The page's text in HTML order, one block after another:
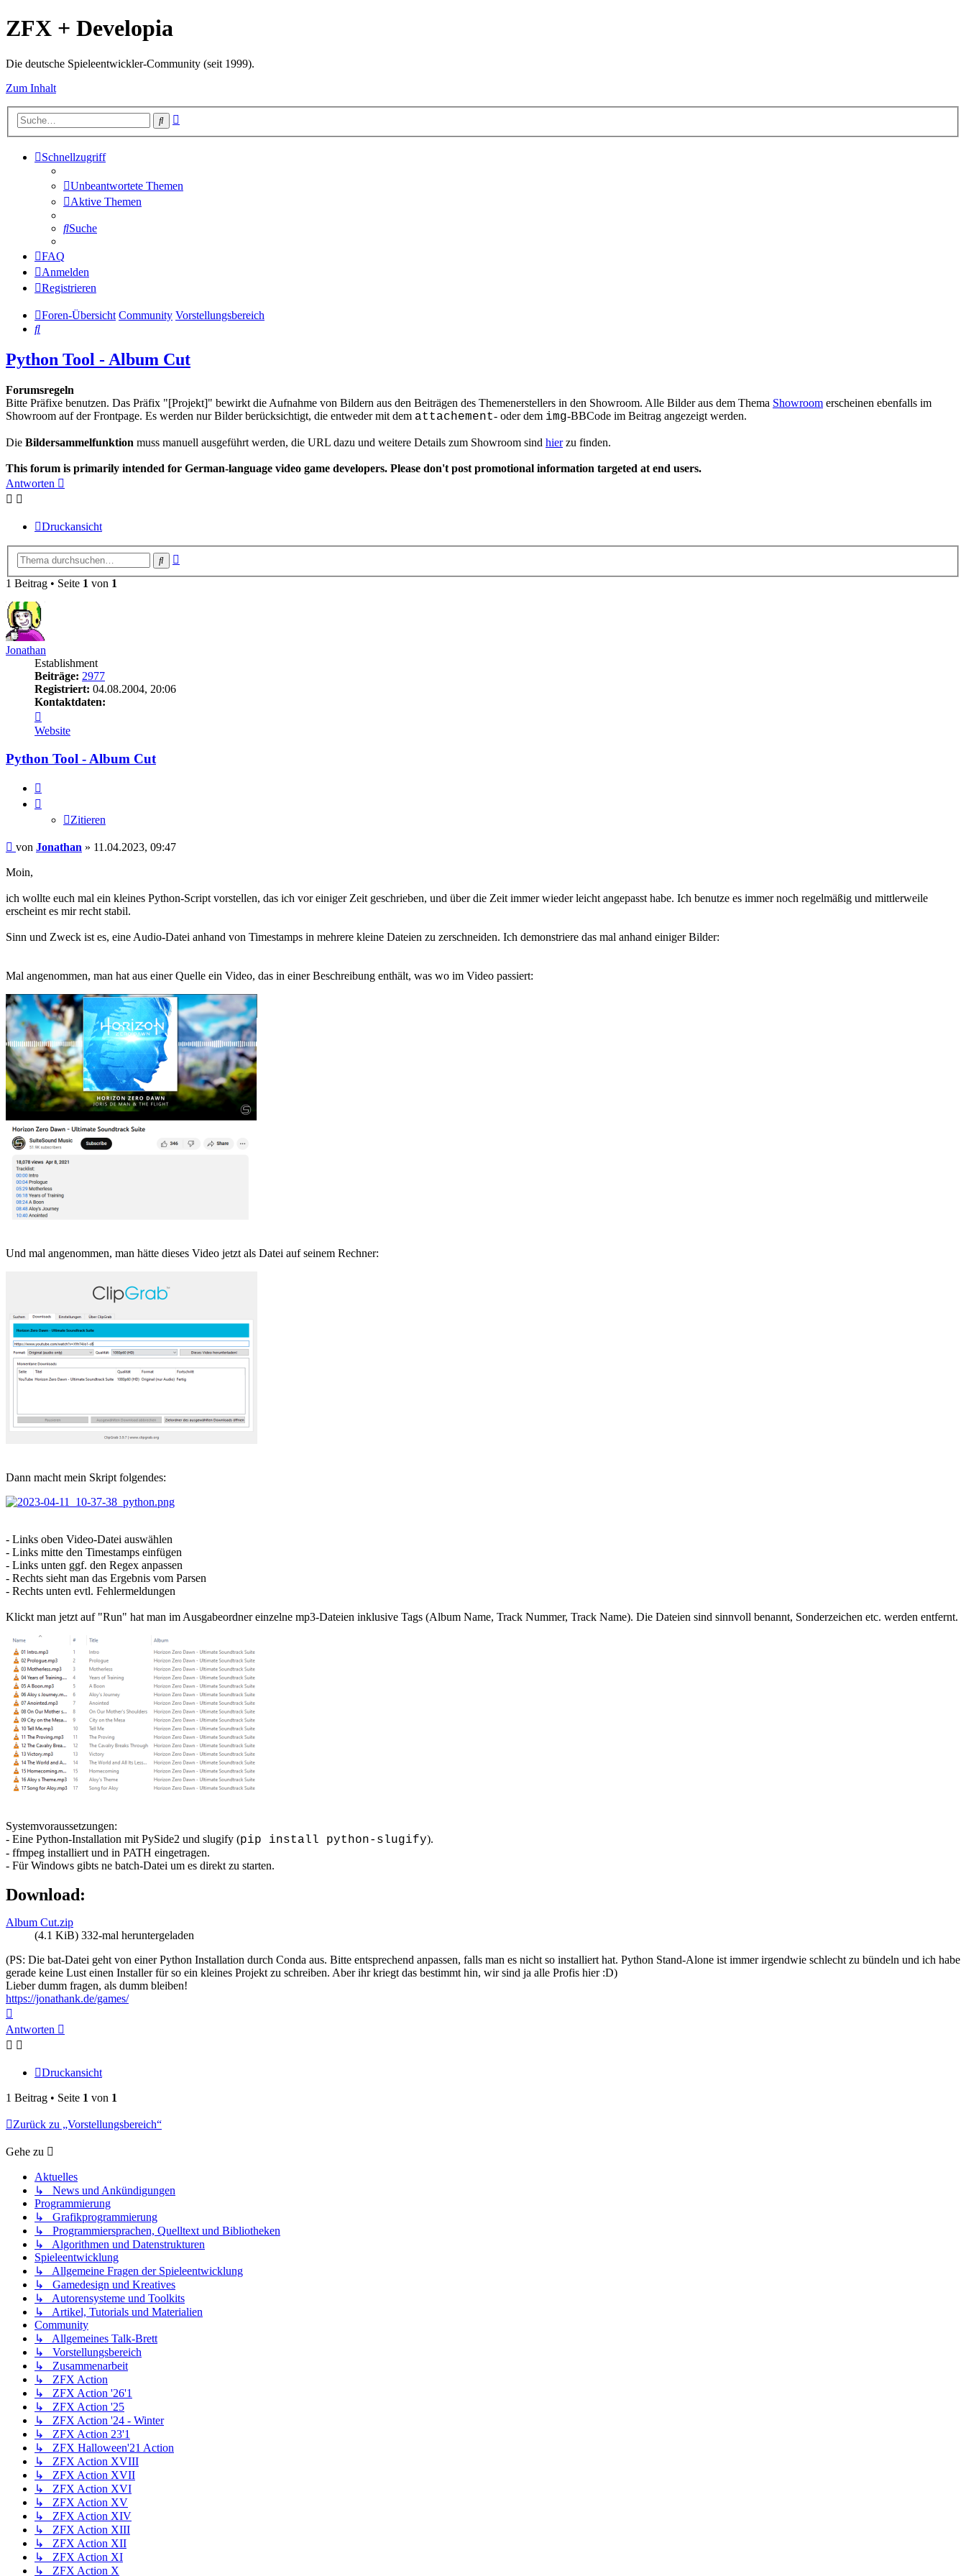
ZFX + Developia
Die deutsche Spieleentwickler-Community (seit 1999).
Zum Inhalt
Suche
Schnellzugriff
Unbeantwortete Themen
Aktive Themen
Suche
FAQ
Anmelden
Registrieren
Foren-Übersicht Community Vorstellungsbereich
Suche
Python Tool - Album Cut
Forumsregeln
Bitte Präfixe benutzen. Das Präfix "[Projekt]" bewirkt die Aufnahme von Bildern aus den Beiträgen des Themenerstellers in den Showroom. Alle Bilder aus dem Thema Showroom erscheinen ebenfalls im
Showroom auf der Frontpage. Es werden nur Bilder berücksichtigt, die entweder mit dem attachement- oder dem img-BBCode im Beitrag angezeigt werden.
Die Bildersammelfunktion muss manuell ausgeführt werden, die URL dazu und weitere Details zum Showroom sind hierzu finden.
This forum is primarily intended for German-language video game developers. Please don't post promotional information targeted at end users.
Antworten
Druckansicht
Suche
1 Beitrag • Seite 1 von 1
Jonathan
Establishment
Beiträge: 2977
Registriert: 04.08.2004, 20:06
Kontaktdaten:
von
Jonathan
Website
Python Tool - Album Cut
Zitieren
Beitrag
von Jonathan » 11.04.2023, 09:47
Moin,
ich wollte euch mal ein kleines Python-Script vorstellen, das ich vor einiger Zeit geschrieben, und über die Zeit immer wieder leicht angepasst habe. Ich benutze es immer noch regelmäßig und mittlerweile
erscheint es mir recht stabil.
Sinn und Zweck ist es, eine Audio-Datei anhand von Timestamps in mehrere kleine Dateien zu zerschneiden. Ich demonstriere das mal anhand einiger Bilder:
Mal angenommen, man hat aus einer Quelle ein Video, das in einer Beschreibung enthält, was wo im Video passiert:
Und mal angenommen, man hätte dieses Video jetzt als Datei auf seinem Rechner:
Dann macht mein Skript folgendes:
- Links oben Video-Datei auswählen
- Links mitte den Timestamps einfügen
- Links unten ggf. den Regex anpassen
- Rechts sieht man das Ergebnis vom Parsen
- Rechts unten evtl. Fehlermeldungen
Klickt man jetzt auf "Run" hat man im Ausgabeordner einzelne mp3-Dateien inklusive Tags (Album Name, Track Nummer, Track Name). Die Dateien sind sinnvoll benannt, Sonderzeichen etc. werden entfernt.
Systemvoraussetzungen:
- Eine Python-Installation mit PySide2 und slugify (pip install python-slugify).
- ffmpeg installiert und in PATH eingetragen.
- Für Windows gibts ne batch-Datei um es direkt zu starten.
Download:
Album Cut.zip
(4.1 KiB) 332-mal heruntergeladen
(PS: Die bat-Datei geht von einer Python Installation durch Conda aus. Bitte entsprechend anpassen, falls man es nicht so installiert hat. Python Stand-Alone ist immer irgendwie schlecht zu bündeln und ich habe
gerade keine Lust einen Installer für so ein kleines Projekt zu schreiben. Aber ihr kriegt das bestimmt hin, wir sind ja alle Profis hier :D)
Lieber dumm fragen, als dumm bleiben!
https://jonathank.de/games/
oben
Antworten
Druckansicht
1 Beitrag • Seite 1 von 1
Zurück zu „Vorstellungsbereich“
Gehe zu
Aktuelles
↳ News und Ankündigungen
Programmierung
↳ Grafikprogrammierung
↳ Programmiersprachen, Quelltext und Bibliotheken
↳ Algorithmen und Datenstrukturen
Spieleentwicklung
↳ Allgemeine Fragen der Spieleentwicklung
↳ Gamedesign und Kreatives
↳ Autorensysteme und Toolkits
↳ Artikel, Tutorials und Materialien
Community
↳ Allgemeines Talk-Brett
↳ Vorstellungsbereich
↳ Zusammenarbeit
↳ ZFX Action
↳ ZFX Action '26'1
↳ ZFX Action '25
↳ ZFX Action '24 - Winter
↳ ZFX Action 23'1
↳ ZFX Halloween'21 Action
↳ ZFX Action XVIII
↳ ZFX Action XVII
↳ ZFX Action XVI
↳ ZFX Action XV
↳ ZFX Action XIV
↳ ZFX Action XIII
↳ ZFX Action XII
↳ ZFX Action XI
↳ ZFX Action X